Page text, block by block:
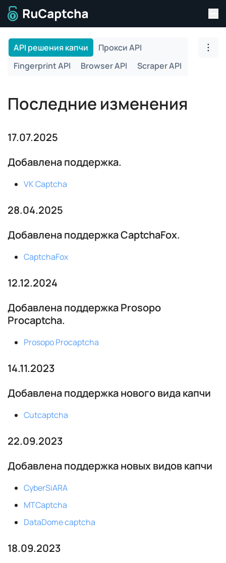
Перейти на главную страницу
API решения капчи
Прокси API
Fingerprint API
Browser API Scraper API
Последние изменения
17.07.2025
Добавлена поддержка.
VK Captcha
28.04.2025
Добавлена поддержка CaptchaFox.
CaptchaFox
12.12.2024
Добавлена поддержка Prosopo
Procaptcha.
Prosopo Procaptcha
14.11.2023
Добавлена поддержка нового вида капчи
Cutcaptcha
22.09.2023
Добавлена поддержка новых видов капчи
CyberSiARA
MTCaptcha
DataDome captcha
18.09.2023